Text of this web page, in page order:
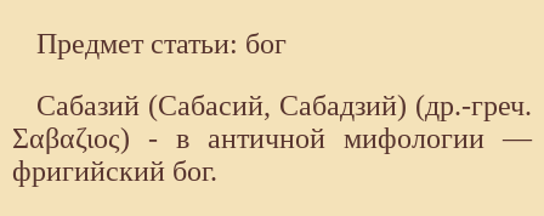
Предмет статьи: бог
Сабазий (Сабасий, Сабадзий) (др.-греч.
Σαβαζιος) - в античной мифологии —
фригийский бог.